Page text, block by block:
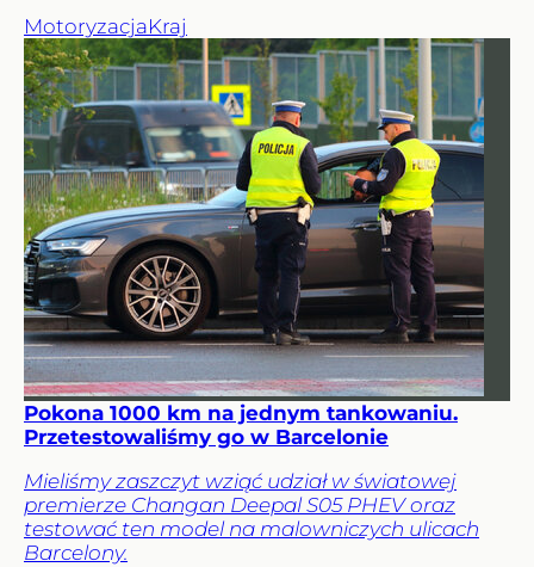
MotoryzacjaKraj
Pokona 1000 km na jednym tankowaniu.
Przetestowaliśmy go w Barcelonie
Mieliśmy zaszczyt wziąć udział w światowej
premierze Changan Deepal S05 PHEV oraz
testować ten model na malowniczych ulicach
Barcelony.